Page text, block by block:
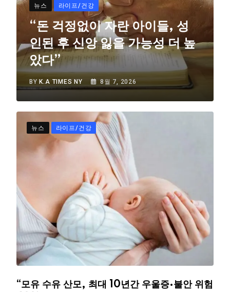
뉴스 라이프/건강
“돈 걱정없이 자란 아이들, 성
인된 후 신앙 잃을 가능성 더 높
았다”
BY K.A TIMES NY 8월 7, 2026
뉴스 라이프/건강
“모유 수유 산모, 최대 10년간 우울증·불안 위험